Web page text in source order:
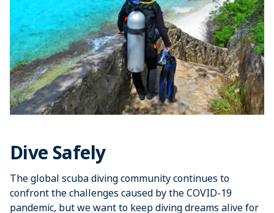
Dive Safely
The global scuba diving community continues to
confront the challenges caused by the COVID-19
pandemic, but we want to keep diving dreams alive for